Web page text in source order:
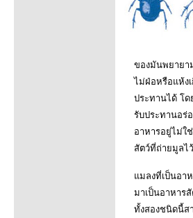
ของมันพยายา
ไม่ฝ่อหรือแห้
ประทานได้ โด
รับประทานอ
อาหารอยู่ไม่ใ
สัตว์ที่ถ่ายมูลไ
แมลงที่เป็นอา
มาเป็นอาหาร
ทั้งสองชนิดนี้ส